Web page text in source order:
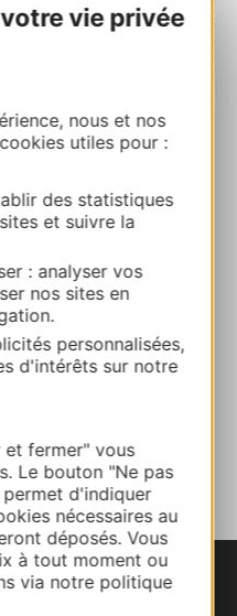
vie privée
nous et nos
utiles pour :
des statistiques
et suivre la
: analyser vos
nos sites en
personnalisées,
d'intérêts sur notre
et fermer" vous
Le bouton "Ne pas
d'indiquer
nécessaires au
déposés. Vous
à tout moment ou
via notre politique